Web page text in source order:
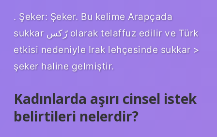
. Şeker: Şeker. Bu kelime Arapçada
sukkar رّكس olarak telaffuz edilir ve Türk
etkisi nedeniyle Irak lehçesinde sukkar >
şeker haline gelmiştir.
Kadınlarda aşırı cinsel istek
belirtileri nelerdir?